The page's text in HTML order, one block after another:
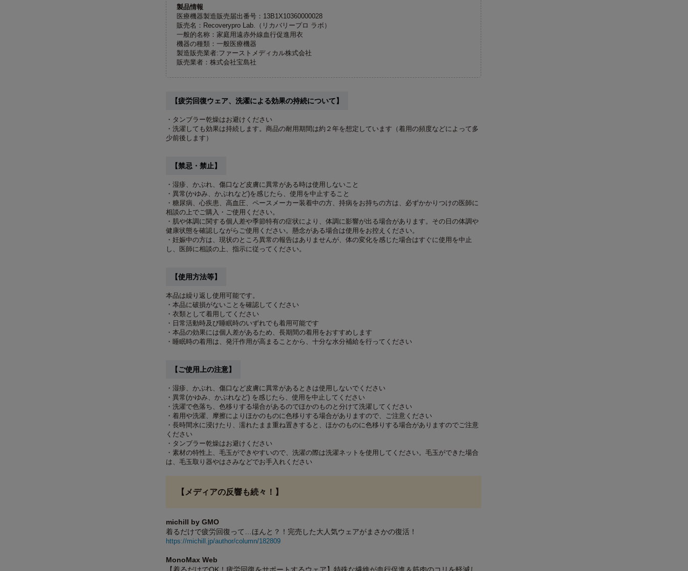
製品情報
医療機器製造販売届出番号：13B1X10360000028
販売名：Recoverypro Lab.（リカバリープロ ラボ）
一般的名称：家庭用遠赤外線血行促進用衣
機器の種類：一般医療機器
製造販売業者:ファーストメディカル株式会社
販売業者：株式会社宝島社
【疲労回復ウェア、洗濯による効果の持続について】
・タンブラー乾燥はお避けください
・洗濯しても効果は持続します。商品の耐用期間は約２年を想定しています（着用の頻度などによって多
少前後します）
【禁忌・禁止】
・湿疹、かぶれ、傷口など皮膚に異常がある時は使用しないこと
・異常(かゆみ、かぶれなど)を感じたら、使用を中止すること
・糖尿病、心疾患、高血圧、ペースメーカー装着中の方、持病をお持ちの方は、必ずかかりつけの医師に
相談の上でご購入・ご使用ください。
・肌や体調に関する個人差や季節特有の症状により、体調に影響が出る場合があります。その日の体調や
健康状態を確認しながらご使用ください。懸念がある場合は使用をお控えください。
・妊娠中の方は、現状のところ異常の報告はありませんが、体の変化を感じた場合はすぐに使用を中止
し、医師に相談の上、指示に従ってください。
【使用方法等】
本品は繰り返し使用可能です。
・本品に破損がないことを確認してください
・衣類として着用してください
・日常活動時及び睡眠時のいずれでも着用可能です
・本品の効果には個人差があるため、長期間の着用をおすすめします
・睡眠時の着用は、発汗作用が高まることから、十分な水分補給を行ってください
【ご使用上の注意】
・湿疹、かぶれ、傷口など皮膚に異常があるときは使用しないでください
・異常(かゆみ、かぶれなど) を感じたら、使用を中止してください
・洗濯で色落ち、色移りする場合があるのでほかのものと分けて洗濯してください
・着用や洗濯、摩擦によりほかのものに色移りする場合がありますので、ご注意ください
・長時間水に浸けたり、濡れたまま重ね置きすると、ほかのものに色移りする場合がありますのでご注意
ください
・タンブラー乾燥はお避けください
・素材の特性上、毛玉ができやすいので、洗濯の際は洗濯ネットを使用してください。毛玉ができた場合
は、毛玉取り器やはさみなどでお手入れください
【メディアの反響も続々！】
michill by GMO
着るだけで疲労回復って…ほんと？！完売した大人気ウェアがまさかの復活！
https://michill.jp/author/column/182809
MonoMax Web